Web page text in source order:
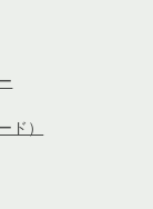
ド）